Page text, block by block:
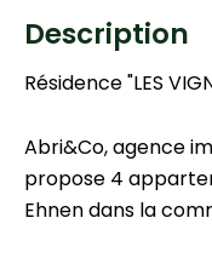
Description
Résidence "LES
Abri&Co, agence
propose 4
Ehnen dans la